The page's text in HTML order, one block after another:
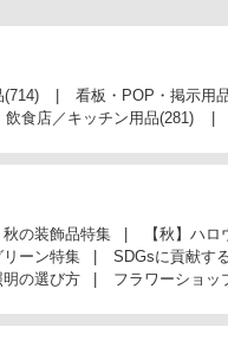
(714) 看板・POP・掲示用
飲食店／キッチン用品(281)
秋の装飾品特集 【秋】ハ
ーン特集 SDGsに貢献す
明の選び方 フラワーショッ